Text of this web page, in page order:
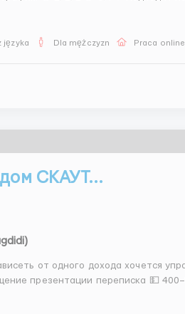
języka Dla mężczyzn Praca online
СКАУТ...